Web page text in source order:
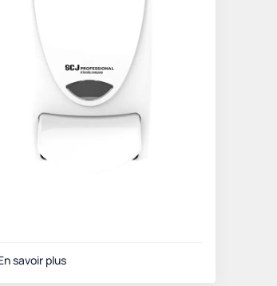
savoir plus